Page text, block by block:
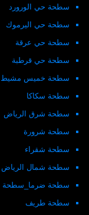
سطحة حي الورورد
سطحة حي اليرموك
سطحة حي عرقة
سطحة حي قرطبة
سطحة خميس مشيط
سطحة سكاكا
سطحة شرق الرياض
سطحة شرورة
سطحة شقراء
سطحة شمال الرياض
سطحة ضرما_سطحة
سطحة طريف